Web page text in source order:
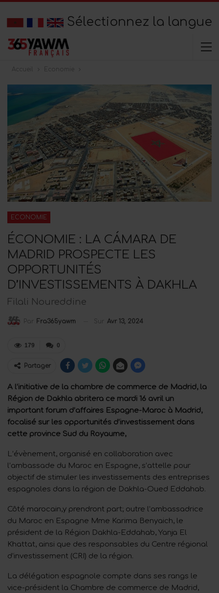
Sélectionnez la langue
Accueil Economie
ECONOMIE
ÉCONOMIE : LA CÁMARA DE
MADRID PROSPECTE LES
OPPORTUNITÉS
D’INVESTISSEMENTS À DAKHLA
Filali Noureddine
Par Fra365yawm Sur Avr 13, 2024
0
179
Partager
A l’initiative de la chambre de commerce de Madrid, la
Région de Dakhla abritera ce mardi 16 avril un
important forum d’affaires Espagne-Maroc à Madrid,
focalisé sur les opportunités d’investissement dans
cette province Sud du Royaume,
L’évènement, organisé en collaboration avec
l’ambassade du Maroc en Espagne, s’attelle pour
objectif de stimuler les investissements des entreprises
espagnoles dans la région de Dakhla-Oued Eddahab.
Côté marocain,y prendront part; outre l’ambassadrice
du Maroc en Espagne Mme Karima Benyaich, le
président de la Région Dakhla-Eddahab, Yanja El
Khattat, ainsi que des responsables du Centre régional
d’investissement (CRI) de la région.
La délégation espagnole compte dans ses rangs le
vice-président la Chambre de commerce de Madrid,